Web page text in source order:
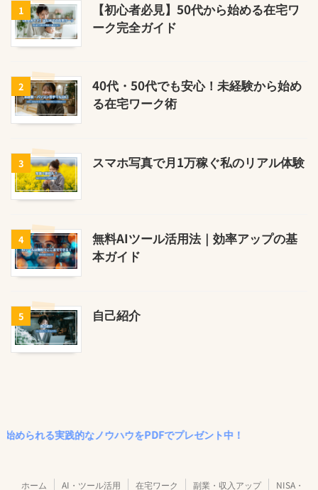
1
【初心者必見】50代から始める在宅ワ
ーク完全ガイド
2
40代・50代でも安心！未経験から始め
る在宅ワーク術
3 スマホ写真で月1万稼ぐ私のリアル体験
4
無料AIツール活用法｜効率アップの基
本ガイド
5 自己紹介
られる実践的なノウハウをPDFでプレゼント中！
ホーム AI・ツール活用 在宅ワーク 副業・収入アップ NISA・